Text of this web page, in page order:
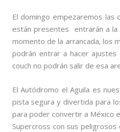
El domingo empezaremos las
están presentes entrarán a la
momento de la arrancada, los
podrán entrar a hacer
couch no podrán salir de esa
El Autódromo el Aguila es
pista segura y divertida para
para poder convertir a México
Supercross con sus